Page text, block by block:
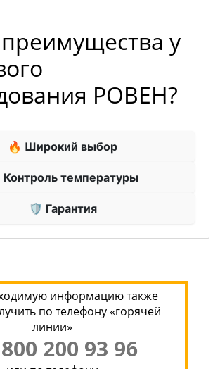
у
РОВЕН?
🔥 Широкий выбор
температуры
🛡 Гарантия
информацию также
по телефону «горячей
линии»
200 93 96